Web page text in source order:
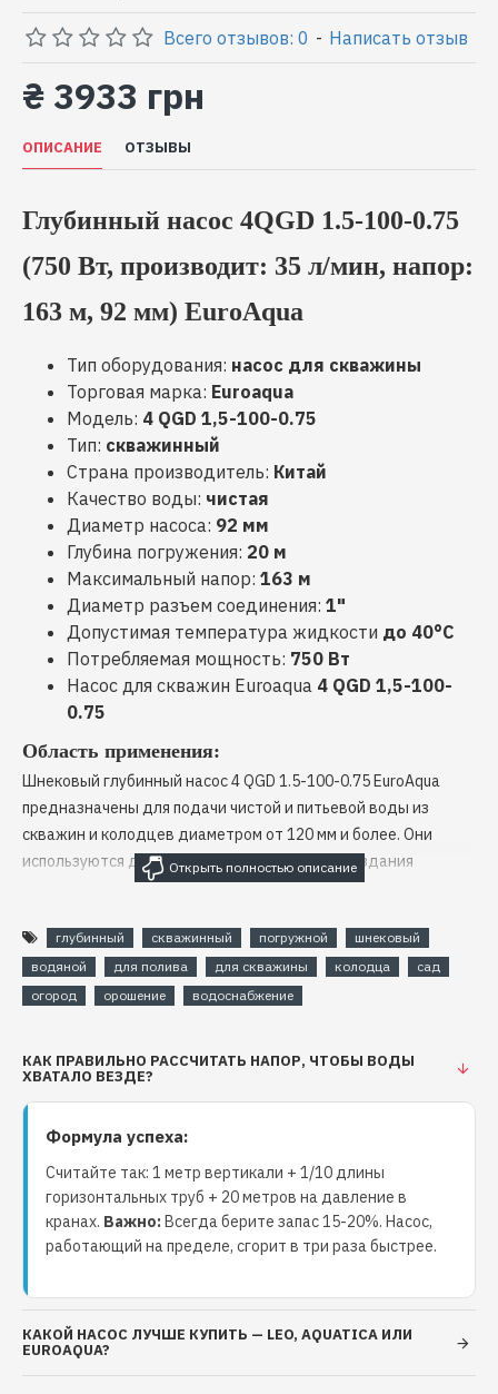
Всего отзывов: 0 - Написать отзыв
₴ 3933 грн
ОПИСАНИЕ ОТЗЫВЫ
Глубинный насос 4QGD 1.5-100-0.75
(750 Вт, производит: 35 л/мин, напор:
163 м, 92 мм) EuroAqua
Тип оборудования: насос для скважины
Торговая марка: Euroaqua
Модель: 4 QGD 1,5-100-0.75
Тип: cкважинный
Страна производитель: Китай
Качество воды: чистая
Диаметр насоса: 92 мм
Глубина погружения: 20 м
Максимальный напор: 163 м
Диаметр разъем соединения: 1"
Допустимая температура жидкости до 40°C
Потребляемая мощность: 750 Вт
Насос для скважин Euroaqua 4 QGD 1,5-100-
0.75
Область применения:
Шнековый глубинный насос 4 QGD 1.5-100-0.75 EuroAqua
предназначены для подачи чистой и питьевой воды из
скважин и колодцев диаметром от 120 мм и более. Они
используются для общего водоснабжения, создания
давления в водных магистралях, оросительных установках и
электронной схем управления в системах автоматической
подачи воды. Они являются хорошим выбором в ситуациях,
когда нужно достичь высоких показателей по напору при
Конструктивные характеристики:
Медная обмотка двигателя
Материал корпуса - нержавеющая сталь
Ведущий вал из нержавеющей стали
Однофазный асинхронный двигатель с
встроенной термозащитой и высоким КПД
Длина кабеля 10 м
Условия применения:
глубинный скважинный погружной
шнековый
водяной
для полива для скважины колодца
сад
огород
орошение водоснабжение
КАК ПРАВИЛЬНО РАССЧИТАТЬ НАПОР, ЧТОБЫ ВОДЫ
ХВАТАЛО ВЕЗДЕ?
Формула успеха:
Считайте так: 1 метр вертикали + 1/10 длины
горизонтальных труб + 20 метров на давление в
кранах. Важно:Всегда берите запас 15-20%. Насос,
работающий на пределе, сгорит в три раза быстрее.
КАКОЙ НАСОС ЛУЧШЕ КУПИТЬ — LEO, AQUATICA ИЛИ
EUROAQUA?